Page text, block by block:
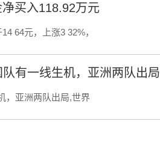
买入118.92万元
64元，上涨3 32%，
有一线生机，亚洲两队出局
，亚洲两队出局,世界